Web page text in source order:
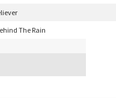
The Rain